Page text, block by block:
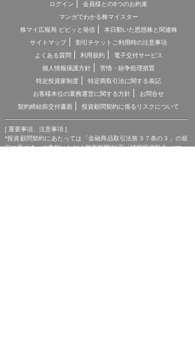
ログイン
会員様との6つのお約束
マンガでわかる株マイスター
株マイ広報局 ビビッと発信
本日動いた思惑株と関連株
サイトマップ
割引チケットご利用時の注意事項
よくある質問
利用規約
電子交付サービス
個人情報保護方針
苦情・紛争処理措置
特定投資家制度
特定商取引法に関する表記
お客様本位の業務運営に関する方針
お問合せ
契約締結前交付書面
投資顧問契約に係るリスクについて
[ 重要事項、注意事項 ]
*投資顧問契約にあたっては「金融商品取引法第３７条の３」の規
定に基づき、ご負担いただく助言報酬(以下「情報提供料金」)や、